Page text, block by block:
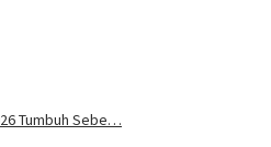
Tumbuh Sebe…